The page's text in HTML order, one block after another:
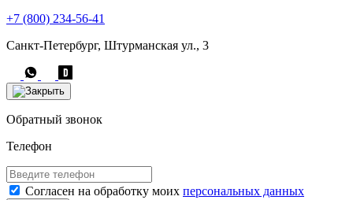
+7 (800) 234-56-41
Санкт-Петербург, Штурманская ул., 3
Обратный звонок
Телефон
Согласен на обработку моих персональных данных